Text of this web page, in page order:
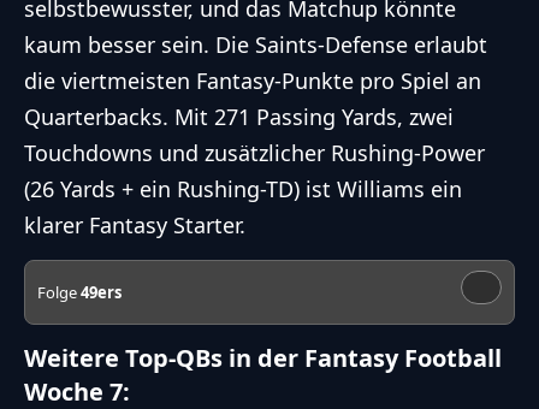
selbstbewusster, und das Matchup könnte
kaum besser sein. Die Saints-Defense erlaubt
die viertmeisten Fantasy-Punkte pro Spiel an
Quarterbacks. Mit 271 Passing Yards, zwei
Touchdowns und zusätzlicher Rushing-Power
(26 Yards + ein Rushing-TD) ist Williams ein
klarer Fantasy Starter.
Folge49ers
Weitere Top-QBs in der Fantasy Football
Woche 7: